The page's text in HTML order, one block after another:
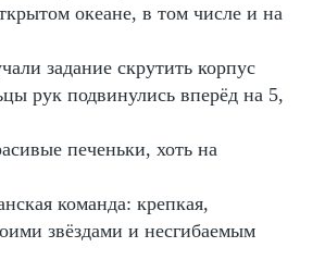
океане, в том числе и на
задание скрутить корпус
рук подвинулись вперёд на 5,
печеньки, хоть на
команда: крепкая,
звёздами и несгибаемым